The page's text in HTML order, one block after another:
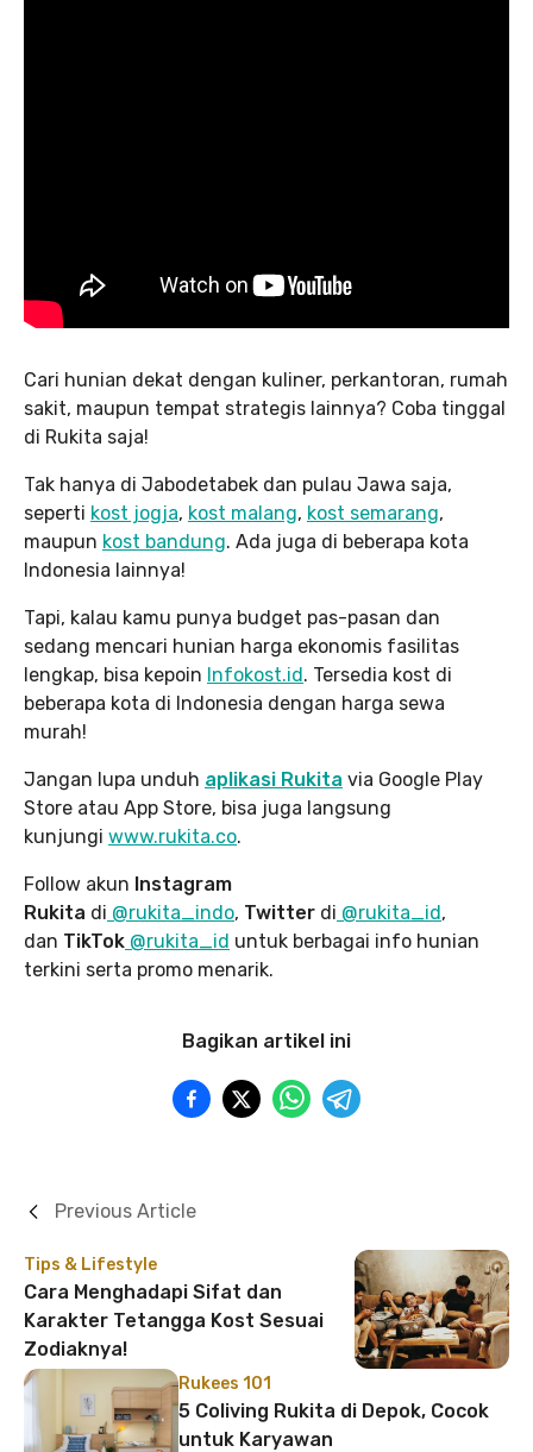
Cari hunian dekat dengan kuliner, perkantoran, rumah
sakit, maupun tempat strategis lainnya? Coba tinggal
di Rukita saja!
Tak hanya di Jabodetabek dan pulau Jawa saja,
seperti kost jogja, kost malang, kost semarang,
maupun kost bandung. Ada juga di beberapa kota
Indonesia lainnya!
Tapi, kalau kamu punya budget pas-pasan dan
sedang mencari hunian harga ekonomis fasilitas
lengkap, bisa kepoin Infokost.id. Tersedia kost di
beberapa kota di Indonesia dengan harga sewa
murah!
Jangan lupa unduh aplikasi Rukita via Google Play
Store atau App Store, bisa juga langsung
kunjungi www.rukita.co.
Follow akun Instagram
Rukita di @rukita_indo, Twitter di @rukita_id,
dan TikTok @rukita_id untuk berbagai info hunian
terkini serta promo menarik.
Bagikan artikel ini
Tips & Lifestyle
Cara Menghadapi Sifat dan
Karakter Tetangga Kost Sesuai
Zodiaknya!
Previous Article
Rukees 101
5 Coliving Rukita di Depok, Cocok
untuk Karyawan